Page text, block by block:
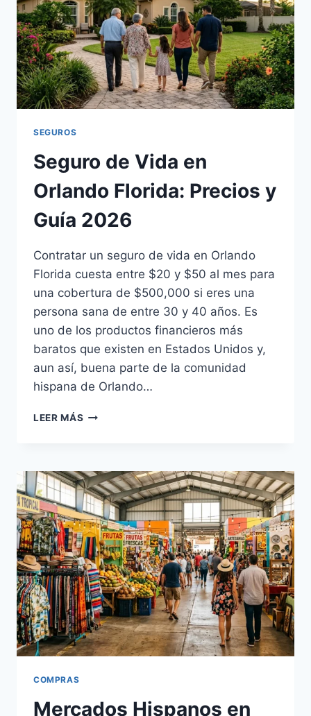
SEGUROS
Seguro de Vida en
Orlando Florida: Precios y
Guía 2026
Contratar un seguro de vida en Orlando
Florida cuesta entre $20 y $50 al mes para
una cobertura de $500,000 si eres una
persona sana de entre 30 y 40 años. Es
uno de los productos financieros más
baratos que existen en Estados Unidos y,
aun así, buena parte de la comunidad
hispana de Orlando…
LEER MÁS SEGURO
ORLANDO
FLORIDA:
PRECIOS
Y
GUÍA
2026
COMPRAS
Mercados Hispanos en